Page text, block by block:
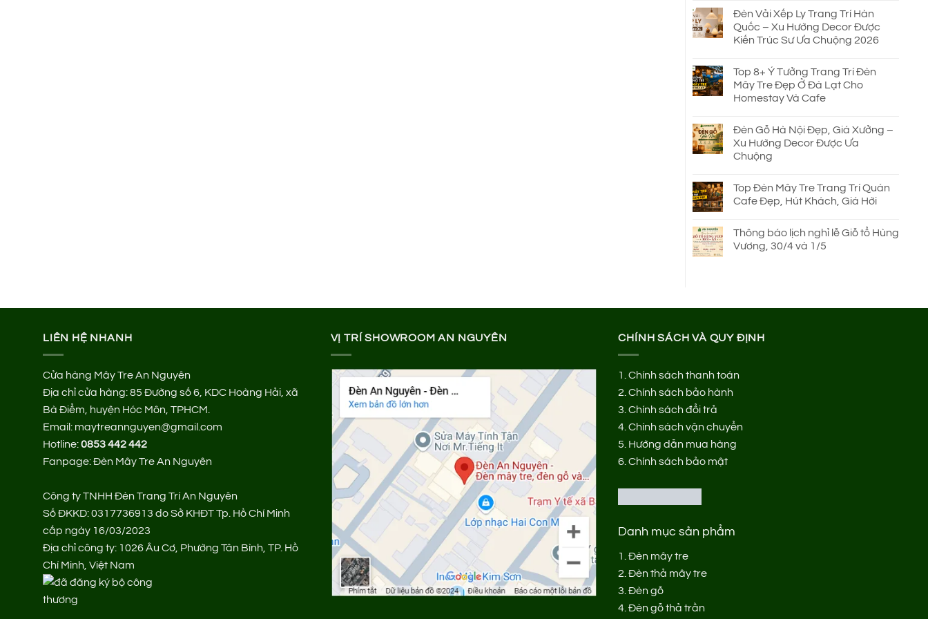
Đèn Vải Xếp Ly Trang Trí Hàn
Quốc – Xu Hướng Decor Được
Kiến Trúc Sư Ưa Chuộng 2026
Top 8+ Ý Tưởng Trang Trí Đèn
Mây Tre Đẹp Ở Đà Lạt Cho
Homestay Và Cafe
Đèn Gỗ Hà Nội Đẹp, Giá Xưởng –
Xu Hướng Decor Được Ưa
Chuộng
Top Đèn Mây Tre Trang Trí Quán
Cafe Đẹp, Hút Khách, Giá Hời
Thông báo lịch nghỉ lễ Giỗ tổ Hùng
Vương, 30/4 và 1/5
LIÊN HỆ NHANH
Cửa hàng Mây Tre An Nguyên
Địa chỉ cửa hàng:85 Đường số 6, KDC Hoàng Hải, xã
Bà Điểm, huyện Hóc Môn, TPHCM.
Email: maytreannguyen@gmail.com
Hotline:0853 442 442
Fanpage:Đèn Mây Tre An Nguyên
Công ty TNHH Đèn Trang Trí An Nguyên
Số ĐKKD: 0317736913 do Sở KHĐT Tp. Hồ Chí Minh
cấp ngày 16/03/2023
Địa chỉ công ty: 1026 Âu Cơ, Phường Tân Bình, TP. Hồ
Chí Minh, Việt Nam
VỊ TRÍ SHOWROOM AN NGUYÊN CHÍNH SÁCH VÀ QUY ĐỊNH
1.Chính sách thanh toán
2.Chính sách bảo hành
3.Chính sách đổi trả
4.Chính sách vận chuyển
5. Hướng dẫn mua hàng
6.Chính sách bảo mật
Danh mục sản phẩm
1.Đèn mây tre
2.Đèn thả mây tre
3.Đèn gỗ
4.Đèn gỗ thả trần